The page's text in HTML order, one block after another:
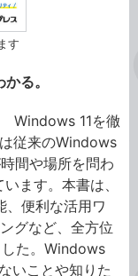
す
る。
Windows 11を徹
従来のWindows
間や場所を問わ
ます。本書は、
、便利な活用ワ
グなど、全方位
た。Windows
いことや知りた